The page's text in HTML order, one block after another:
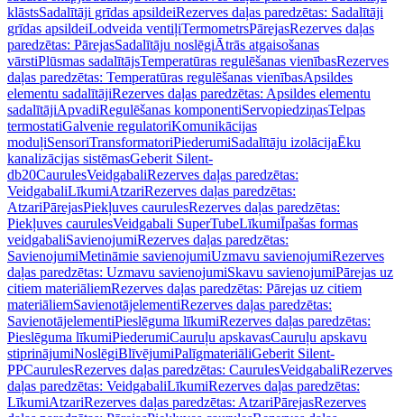
klāstsSadalītāji grīdas apsildeiRezerves daļas paredzētas: Sadalītāji
grīdas apsildeiLodveida ventiļiTermometrsPārejasRezerves daļas
paredzētas: PārejasSadalītāju noslēgiĀtrās atgaisošanas
vārstiPlūsmas sadalītājsTemperatūras regulēšanas vienībasRezerves
daļas paredzētas: Temperatūras regulēšanas vienībasApsildes
elementu sadalītājiRezerves daļas paredzētas: Apsildes elementu
sadalītājiApvadiRegulēšanas komponentiServopiedziņasTelpas
termostatiGalvenie regulatoriKomunikācijas
moduļiSensoriTransformatoriPiederumiSadalītāju izolācijaĒku
kanalizācijas sistēmasGeberit Silent-
db20CaurulesVeidgabaliRezerves daļas paredzētas:
VeidgabaliLīkumiAtzariRezerves daļas paredzētas:
AtzariPārejasPiekļuves caurulesRezerves daļas paredzētas:
Piekļuves caurulesVeidgabali SuperTubeLīkumiĪpašas formas
veidgabaliSavienojumiRezerves daļas paredzētas:
SavienojumiMetināmie savienojumiUzmavu savienojumiRezerves
daļas paredzētas: Uzmavu savienojumiSkavu savienojumiPārejas uz
citiem materiāliemRezerves daļas paredzētas: Pārejas uz citiem
materiāliemSavienotājelementiRezerves daļas paredzētas:
SavienotājelementiPieslēguma līkumiRezerves daļas paredzētas:
Pieslēguma līkumiPiederumiCauruļu apskavasCauruļu apskavu
stiprinājumiNoslēgiBlīvējumiPalīgmateriāliGeberit Silent-
PPCaurulesRezerves daļas paredzētas: CaurulesVeidgabaliRezerves
daļas paredzētas: VeidgabaliLīkumiRezerves daļas paredzētas:
LīkumiAtzariRezerves daļas paredzētas: AtzariPārejasRezerves